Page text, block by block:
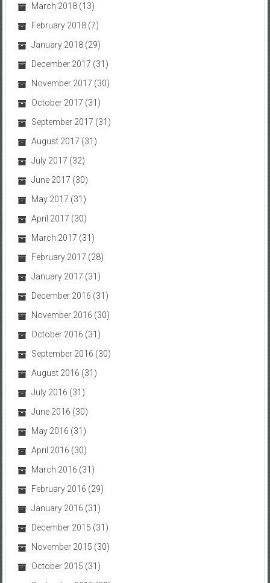
March 2018(13)
February 2018(7)
January 2018(29)
December 2017 (31)
November 2017 (30)
October 2017 (31)
September 2017 (31)
August 2017 (31)
July 2017 (32)
June 2017 (30)
May 2017 (31)
April 2017 (30)
March 2017 (31)
February 2017 (28)
January 2017 (31)
December 2016 (31)
November 2016 (30)
October 2016 (31)
September 2016 (30)
August 2016 (31)
July 2016 (31)
June 2016 (30)
May 2016 (31)
April 2016 (30)
March 2016 (31)
February 2016 (29)
January 2016 (31)
December 2015 (31)
November 2015 (30)
October 2015 (31)